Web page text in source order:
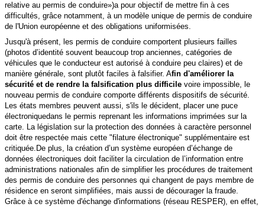
relative au permis de conduire»)a pour objectif de mettre fin à ces
difficultés, grâce notamment, à unmodèle unique de permis de conduire
de l'Union européenne et des obligations uniformisées.
Jusqu'à présent, les permis de conduire comportent plusieurs failles
(photos d’identité souvent beaucoup trop anciennes, catégories de
véhicules que le conducteur est autorisé à conduire peu claires) et de
manière générale, sont plutôt faciles à falsifier.Afin d'améliorer la
sécurité et de rendre la falsification plus difficile voire impossible, le
nouveau permis de conduire comporte différents dispositifs de sécurité.
Les états membres peuvent aussi, s'ils le décident, placer unepuce
électroniquedans le permis reprenant les informations imprimées sur la
carte. La législation sur la protection des données àcaractère personnel
doit être respectée mais cette "filature électronique" supplémentaire est
critiquée. De plus, la création d’un système européen d’échange de
données électroniques doit faciliter la circulation de l’information entre
administrations nationales afin de simplifier les procédures de traitement
des permis de conduire des personnes qui changent de pays membre de
résidence en seront simplifiées, mais aussi de décourager la fraude.
Grâce à ce système d'échange d'informations (réseau RESPER), en effet,